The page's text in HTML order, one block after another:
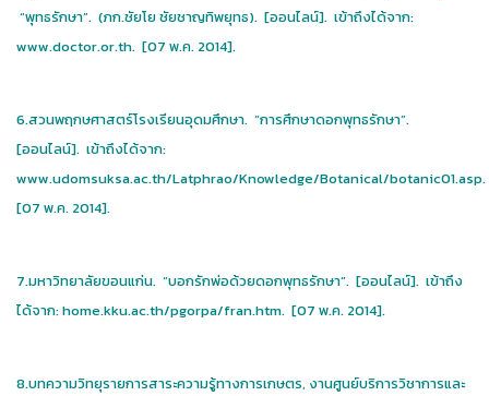
“พุทธรักษา”. (ภก.ชัยโย ชัยชาญทิพยุทธ). [ออนไลน์]. เข้าถึงได้จาก:
www.doctor.or.th. [07 พ.ค. 2014].
6.สวนพฤกษศาสตร์โรงเรียนอุดมศึกษา. “การศึกษาดอกพุทธรักษา”.
[ออนไลน์]. เข้าถึงได้จาก:
www.udomsuksa.ac.th/Latphrao/Knowledge/Botanical/botanic01.asp.
[07 พ.ค. 2014].
7.มหาวิทยาลัยขอนแก่น. “บอกรักพ่อด้วยดอกพุทธรักษา”. [ออนไลน์]. เข้าถึง
ได้จาก: home.kku.ac.th/pgorpa/fran.htm. [07 พ.ค. 2014].
8.บทความวิทยุรายการสาระความรู้ทางการเกษตร, งานศูนย์บริการวิชาการและ